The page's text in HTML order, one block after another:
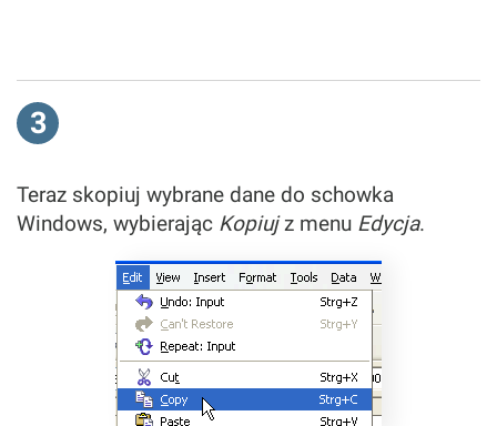
3
Teraz skopiuj wybrane dane do schowka
Windows, wybierając Kopiujz menu Edycja.